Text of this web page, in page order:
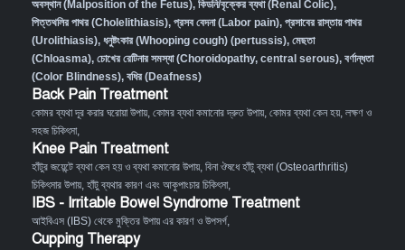
অবস্থান (Malposition of the Fetus), কিডনি/বৃক্কের ব্যথা (Renal Colic),
পিত্তথলির পাথর (Cholelithiasis), প্রসব বেদনা (Labor pain), প্রসাবের রাস্তায় পাথর
(Urolithiasis), ধনুষ্টংকার (Whooping cough) (pertussis), মেছতা
(Chloasma), চোখের রেটিনার সমস্যা (Choroidopathy, central serous), বর্ণান্ধতা
(Color Blindness), বধির (Deafness)
Back Pain Treatment
কোমর ব্যথা দূর করার ঘরোয়া উপায়, কোমর ব্যথা কমানোর দ্রুত উপায়, কোমর ব্যথা কেন হয়, লক্ষণ ও
সহজ চিকিৎসা,
Knee Pain Treatment
হাঁটুর জয়েন্টে ব্যথা কেন হয় ও ব্যথা কমানোর উপায়, বিনা ঔষধে হাঁটু ব্যথা (Osteoarthritis)
চিকিৎসার উপায়, হাঁটু ব্যথার কারণ এবং আকুপাংচার চিকিৎসা,
IBS - Irritable Bowel Syndrome Treatment
আইবিএস (IBS) থেকে মুক্তির উপায় এর কারণ ও উপসর্গ,
Cupping Therapy